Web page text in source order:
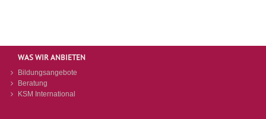
WAS WIR ANBIETEN
Bildungsangebote
Beratung
KSM International